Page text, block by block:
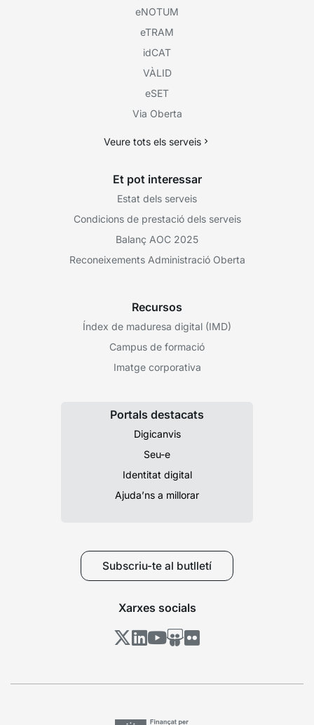
eNOTUM
eTRAM
idCAT
VÀLID
eSET
Via Oberta
Veure tots els serveis
Et pot interessar
Estat dels serveis
Condicions de prestació dels serveis
Balanç AOC 2025
Reconeixements Administració Oberta
Recursos
Índex de maduresa digital (IMD)
Campus de formació
Imatge corporativa
Portals destacats
Digicanvis
Seu-e
Identitat digital
Ajuda’ns a millorar
Subscriu-te al butlletí
Xarxes socials